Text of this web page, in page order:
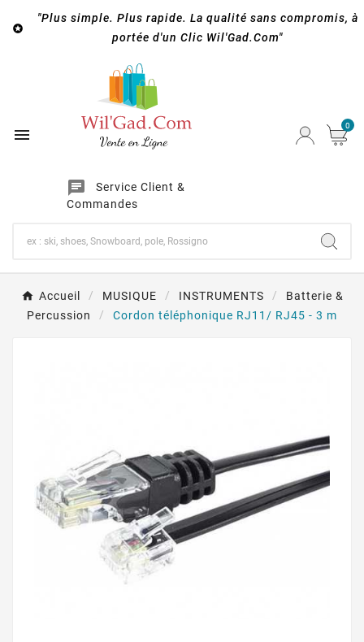

"Plus simple. Plus rapide. La qualité sans compromis, à
portée d'un Clic Wil'Gad.Com"

chat
Service Client &
Commandes
0
Accueil MUSIQUE INSTRUMENTS
Batterie &
Percussion
Cordon téléphonique RJ11/ RJ45 - 3 m